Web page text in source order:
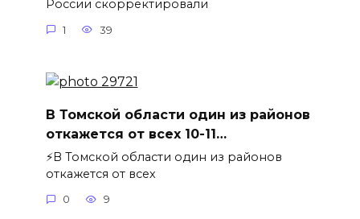
России скорректировали
1 39
В Томской области один из районов
откажется от всех 10-11…
⚡️В Томской области один из районов
откажется от всех
0 9